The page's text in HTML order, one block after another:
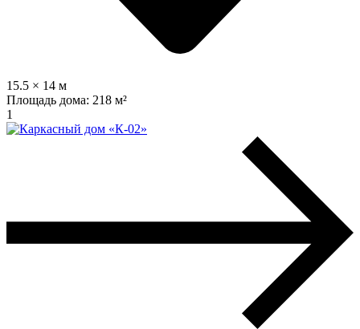
15.5 × 14 м
Площадь дома: 218 м²
1